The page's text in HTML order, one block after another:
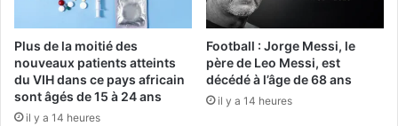
Plus de la moitié des
nouveaux patients atteints
du VIH dans ce pays africain
sont âgés de 15 à 24 ans
il y a 14 heures
Football : Jorge Messi, le
père de Leo Messi, est
décédé à l’âge de 68 ans
il y a 14 heures